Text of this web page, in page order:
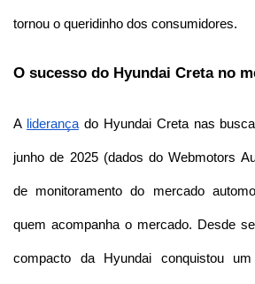
tornou o queridinho dos consumidores.
O sucesso do Hyundai Creta no
A liderança do Hyundai Creta nas
junho de 2025 (dados do Webmotors
de monitoramento do mercado
quem acompanha o mercado. Desde
compacto da Hyundai conquistou